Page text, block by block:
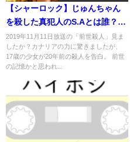
【シャーロック】じゅんちゃん
を殺した真犯人のS.Aとは誰？ネ
タバレ予想は？
2019年11月11日放送の「前世殺人」見ま
したか？カナリアの力に驚きましたが、
17歳の少女が20年前の殺人を告白。 前世
の記憶かと思われ...